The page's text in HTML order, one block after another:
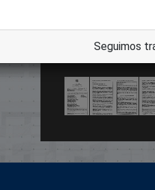
Seguimos